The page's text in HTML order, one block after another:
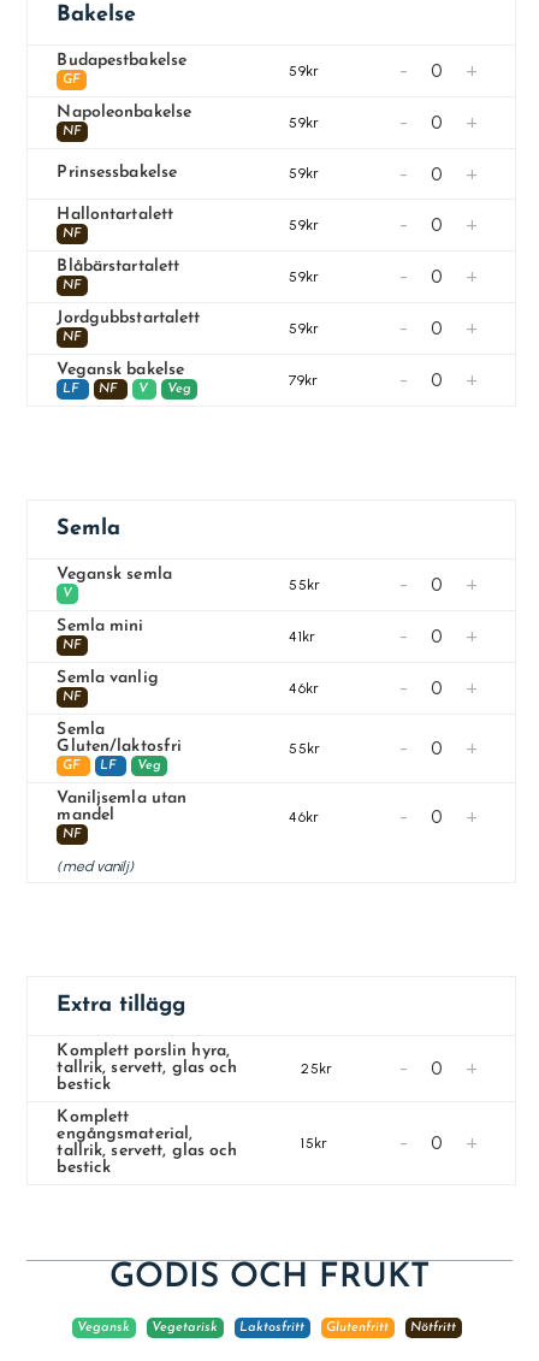
Bakelse
Budapestbakelse
GF
59kr - +
Napoleonbakelse
NF
59kr - +
Prinsessbakelse 59kr - +
Hallontartalett
NF
59kr - +
Blåbärstartalett
NF
59kr - +
Jordgubbstartalett
NF
59kr - +
Vegansk bakelse
LF NF V Veg
79kr - +
Semla
Vegansk semla
V
55kr - +
Semla mini
NF
41kr - +
Semla vanlig
NF
46kr - +
Semla
Gluten/laktosfri
GF LF Veg
55kr - +
Vaniljsemla utan
mandel
NF
46kr - +
(med vanilj)
Extra tillägg
Komplett porslin hyra,
tallrik, servett, glas och
bestick
25kr - +
Komplett
engångsmaterial,
tallrik, servett, glas och
bestick
15kr - +
GODIS OCH FRUKT
Vegansk Vegetarisk Laktosfritt Glutenfritt Nötfritt